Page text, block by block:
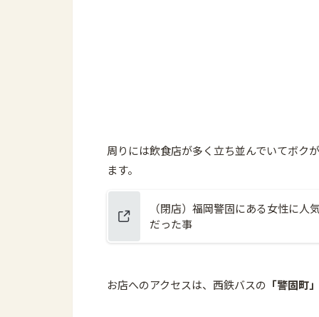
周りには飲食店が多く立ち並んでいてボク
ます。
（閉店）福岡警固にある女性に
だった事
お店へのアクセスは、西鉄バスの 「警固町」